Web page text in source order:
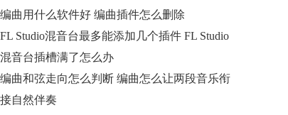
编曲用什么软件好 编曲插件怎么删除
FL Studio混音台最多能添加几个插件 FL Studio
混音台插槽满了怎么办
编曲和弦走向怎么判断 编曲怎么让两段音乐衔
接自然伴奏